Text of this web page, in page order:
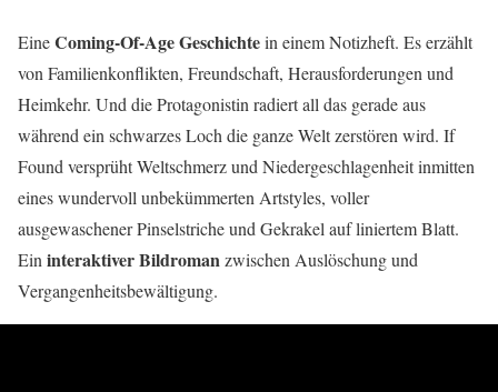
EineComing-Of-Age Geschichtein einem Notizheft. Es erzählt
von Familienkonflikten, Freundschaft, Herausforderungen und
Heimkehr. Und die Protagonistin radiert all das gerade aus
während ein schwarzes Loch die ganze Welt zerstören wird. If
Found versprüht Weltschmerz und Niedergeschlagenheit inmitten
eines wundervoll unbekümmerten Artstyles, voller
ausgewaschener Pinselstriche und Gekrakel auf liniertem Blatt.
Ein interaktiver Bildromanzwischen Auslöschung und
Vergangenheitsbewältigung.